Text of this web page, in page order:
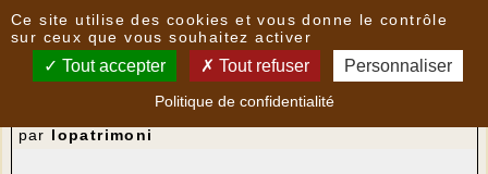
Nouvelles
Des dépliants pour mieux connaître le patrimoine
par lopatrimoni
Ce site utilise des cookies et vous donne le contrôle
sur ceux que vous souhaitez activer
Tout accepter Tout refuser Personnaliser
Politique de confidentialité